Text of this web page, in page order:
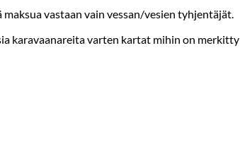
vastaan vain vessan/vesien tyhjentäjät.
karavaanareita varten kartat mihin on merkitty